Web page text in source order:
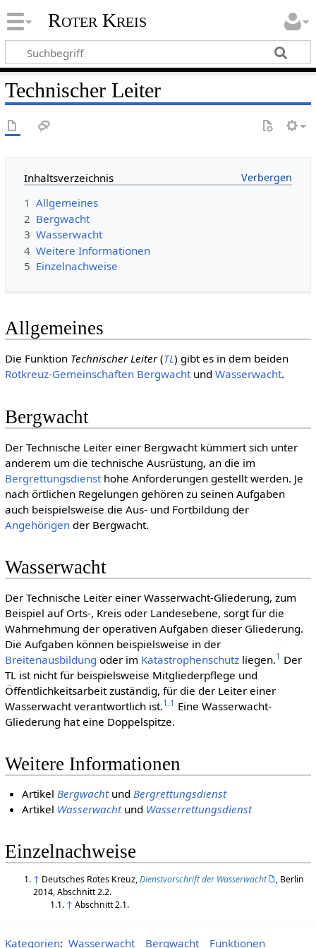
Roter Kreis
Technischer Leiter
Inhaltsverzeichnis
1 Allgemeines
2 Bergwacht
3 Wasserwacht
4 Weitere Informationen
5 Einzelnachweise
Allgemeines
Die Funktion Technischer Leiter(TL) gibt es in dem beiden
Rotkreuz-Gemeinschaften Bergwachtund Wasserwacht.
Bergwacht
Der Technische Leiter einer Bergwacht kümmert sich unter
anderem um die technische Ausrüstung, an die im
Bergrettungsdiensthohe Anforderungen gestellt werden. Je
nach örtlichen Regelungen gehören zu seinen Aufgaben
auch beispielsweise die Aus- und Fortbildung der
Angehörigender Bergwacht.
Wasserwacht
Der Technische Leiter einer Wasserwacht-Gliederung, zum
Beispiel auf Orts-, Kreis oder Landesebene, sorgt für die
Wahrnehmung der operativen Aufgaben dieser Gliederung.
Die Aufgaben können beispielsweise in der
Breitenausbildung oder im Katastrophenschutzliegen.1 Der
TL ist nicht für beispielsweise Mitgliederpflege und
Öffentlichkeitsarbeit zuständig, für die der Leiter einer
Wasserwacht verantwortlich ist.1.1 Eine Wasserwacht-
Gliederung hat eine Doppelspitze.
Weitere Informationen
Artikel Bergwachtund Bergrettungsdienst
Artikel Wasserwachtund Wasserrettungsdienst
Einzelnachweise
↑ Deutsches Rotes Kreuz,Dienstvorschrift der Wasserwacht
, Berlin
2014, Abschnitt 2.2.
↑ Abschnitt 2.1.
Kategorien: Wasserwacht Bergwacht Funktionen